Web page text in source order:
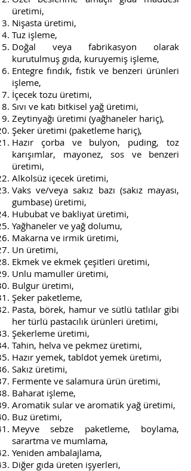
üretimi,
Nişasta üretimi,
Tuz işleme,
Doğal veya fabrikasyon olarak
kurutulmuş gıda, kuruyemiş işleme,
Entegre fındık, fıstık ve benzeri ürünleri
işleme,
İçecek tozu üretimi,
Sıvı ve katı bitkisel yağ üretimi,
Zeytinyağı üretimi (yağhaneler hariç),
Şeker üretimi (paketleme hariç),
Hazır çorba ve bulyon, puding, toz
karışımlar, mayonez, sos ve benzeri
üretimi,
Alkolsüz içecek üretimi,
Vaks ve/veya sakız bazı (sakız mayası,
gumbase) üretimi,
Hububat ve bakliyat üretimi,
Yağhaneler ve yağ dolumu,
Makarna ve irmik üretimi,
Un üretimi,
Ekmek ve ekmek çeşitleri üretimi,
Unlu mamuller üretimi,
Bulgur üretimi,
Şeker paketleme,
Pasta, börek, hamur ve sütlü tatlılar gibi
her türlü pastacılık ürünleri üretimi,
Şekerleme üretimi,
Tahin, helva ve pekmez üretimi,
Hazır yemek, tabldot yemek üretimi,
Sakız üretimi,
Fermente ve salamura ürün üretimi,
Baharat işleme,
Aromatik sular ve aromatik yağ üretimi,
Buz üretimi,
Meyve sebze paketleme, boylama,
sarartma ve mumlama,
Yeniden ambalajlama,
Diğer gıda üreten işyerleri,